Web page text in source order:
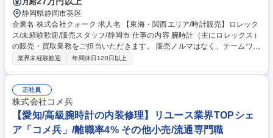
静岡県静岡市葵区
企業名 株式会社クォーク 求人名 【東海・関西エリア/時計販売】ロレック
ス/未経験歓迎/販売スタッフ/静岡市 仕事の内容 腕時計（主にロレックス）
の販売・買取業務をご担当いただきます。 販売ノルマはなく、チームワー
クや働きやすさを重視していますので会社として皆で協力して店舗を運営
務 (変更の範囲)会社内での全ての業務 募集職種 【東海・関西エリア/時計
販売】ロレックス/未経験歓迎/販売スタッフ/静岡市
業界未経験歓迎 年間休日120日以上
正社員
株式会社コメ兵
【愛知/高級腕時計の内装修理】リユース業界TOPシェ
ア「コメ兵」/離職率4% その他小売/流通専門職